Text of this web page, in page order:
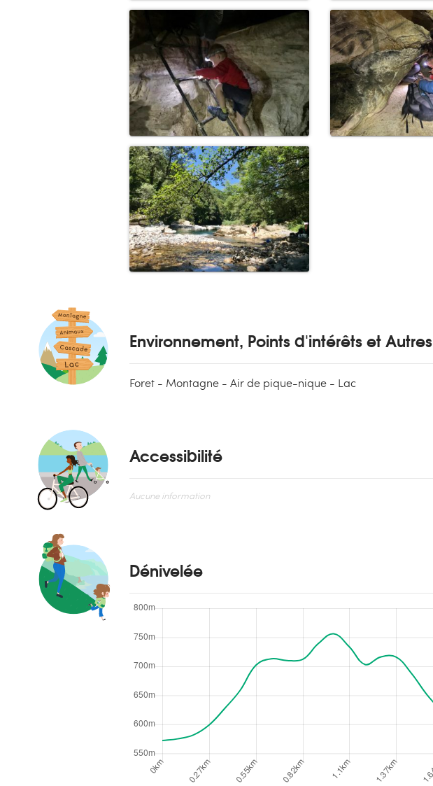
Environnement, Points d'intérêts et Autres
Foret - Montagne - Air de pique-nique - Lac
Accessibilité
Aucune information
Dénivelée